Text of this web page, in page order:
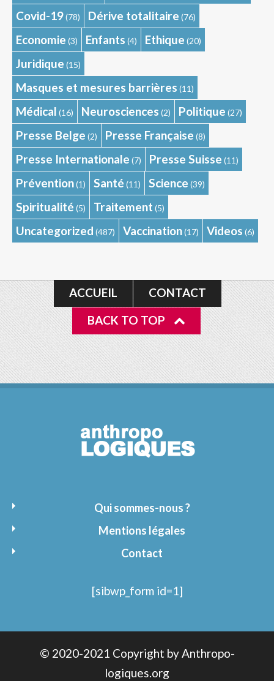
Covid-19(78) Dérive totalitaire (76)
Economie (3) Enfants (4) Ethique (20)
Juridique (15)
Masques et mesures barrières (11)
Médical (16) Neurosciences (2) Politique (27)
Presse Belge (2) Presse Française (8)
Presse Internationale (7) Presse Suisse (11)
Prévention(1) Santé (11) Science (39)
Spiritualité (5) Traitement (5)
Uncategorized (487) Vaccination(17) Videos (6)
ACCUEIL
CONTACT
BACK TO TOP
Qui sommes-nous ?
Mentions légales
Contact
[sibwp_form id=1]
© 2020-2021 Copyright by Anthropo-
logiques.org